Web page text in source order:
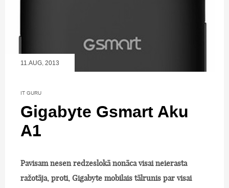
11.AUG, 2013
IT GURU
Gigabyte Gsmart Aku
A1
Pavisam nesen redzeslokā nonāca visai neierasta
ražotāja, proti, Gigabyte mobilais tālrunis par visai